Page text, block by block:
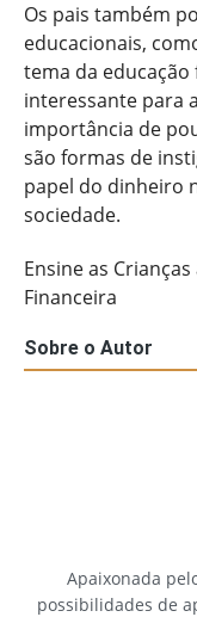
Os pais também
educacionais,
tema da
interessante para
importância de
são formas de
papel do dinheiro
sociedade.
Ensine as
Financeira
Sobre o Autor
Apaixonada
possibilidades de